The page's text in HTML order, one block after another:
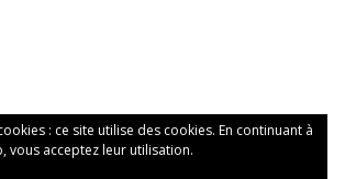
: ce site utilise des cookies. En continuant à
vous acceptez leur utilisation.